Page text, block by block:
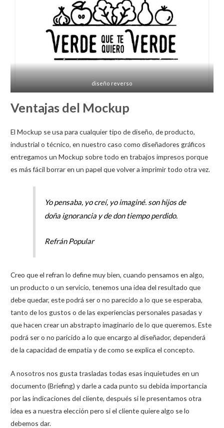
diseño reverso
Ventajas del Mockup
El Mockup se usa para cualquier tipo de diseño, de producto,
industrial o técnico, en nuestro caso como diseñadores gráficos
entregamos un Mockup sobre todo en trabajos impresos porque
es más fácil borrar en un papel que volver a imprimir todo otra vez.
Yo pensaba, yo creí, yo imaginé. son hijos de
doña ignorancia y de don tiempo perdido.
Refrán Popular
Creo que el refran lo define muy bien, cuando pensamos en algo,
un producto o un servicio, tenemos una idea del resultado que
debe quedar, este podrá ser o no parecido a lo que se esperaba,
tanto de los gustos o de las experiencias personales pasadas y
que hacen crear un abstrapto imaginario de lo que queremos. Este
podrá ser o no paricido a lo que encargo al diseñador, dependerá
de la capacidad de empatia y de como se explica el concepto.
A nosotros nos gusta trasladas todas esas inquietudes en un
documento (Briefing) y darle a cada punto su debida importancia
por las indicaciones del cliente, después si le presentamos otra
idea es a nuestra elección pero si el cliente quiere algo se lo
debemos dar.